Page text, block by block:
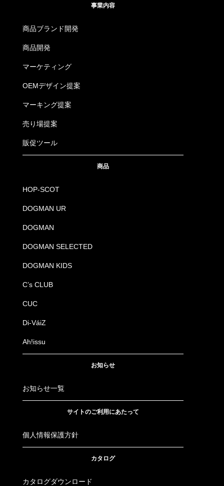
事業内容
商品ブランド開発
商品開発
マーケティング
OEMデザイン提案
マーキング提案
売り場提案
販促ツール
商品
HOP-SCOT
DOGMAN UR
DOGMAN
DOGMAN SELECTED
DOGMAN KIDS
C’s CLUB
CUC
Di-VáiZ
Ah!issu
お知らせ
お知らせ一覧
サイトのご利用にあたって
個人情報保護方針
カタログ
カタログダウンロード